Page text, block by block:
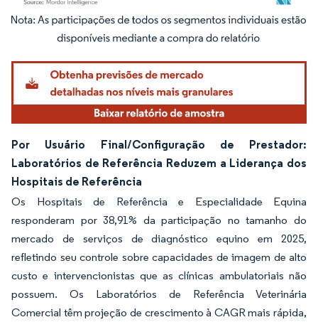
Imagem © Mordor Intelligence. O reuso requer atribuição conforme CC BY 4.0.
Por Usuário Final/Configuração de Prestador:
Laboratórios de Referência Reduzem a Liderança dos
Hospitais de Referência
Os Hospitais de Referência e Especialidade Equina
responderam por 38,91% da participação no tamanho do
mercado de serviços de diagnóstico equino em 2025,
refletindo seu controle sobre capacidades de imagem de alto
custo e intervencionistas que as clínicas ambulatoriais não
possuem. Os Laboratórios de Referência Veterinária
Comercial têm projeção de crescimento à CAGR mais rápida,